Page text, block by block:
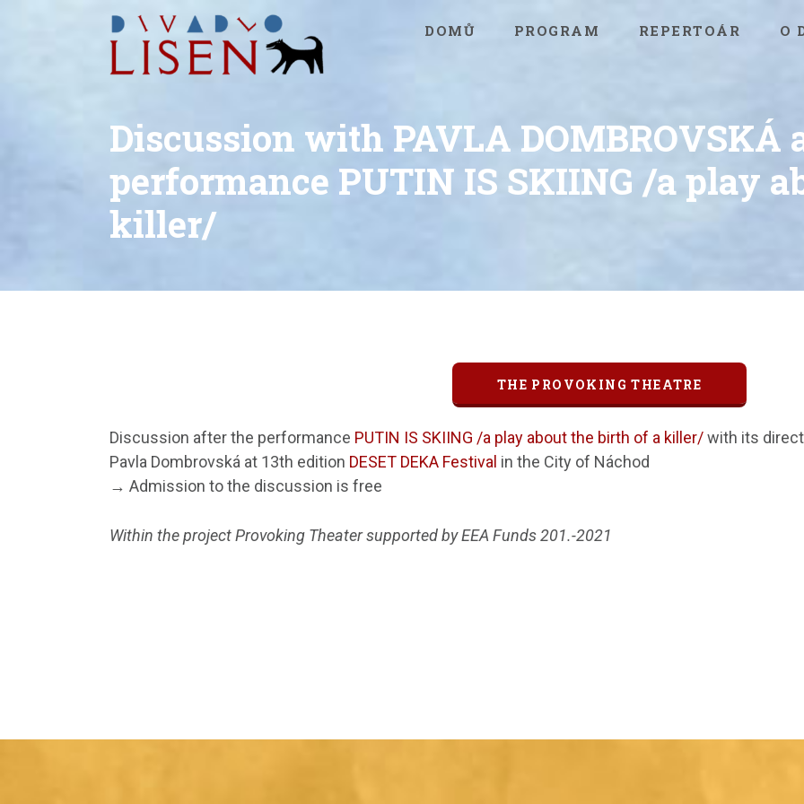
DOMŮ PROGRAM REPERTOÁR O
Discussion with PAVLA DOMBROVSKÁ
performance PUTIN IS SKIING /a play
killer/
THE PROVOKING THEATRE
Discussion after the performance PUTIN IS SKIING /a play about the birth of a killer/with its
Pavla Dombrovská at 13th edition DESET DEKA Festival in the City of Náchod
→ Admission to the discussion is free
Within the project Provoking Theater supported by EEA Funds 201.-2021